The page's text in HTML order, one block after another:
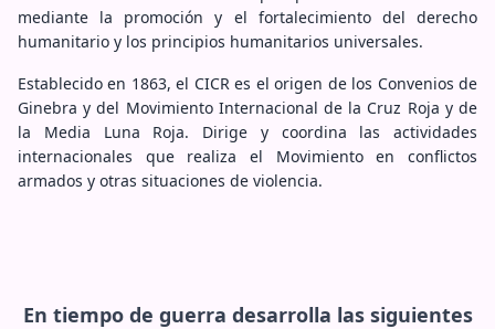
mediante la promoción y el fortalecimiento del derecho
humanitario y los principios humanitarios universales.
Establecido en 1863, el CICR es el origen de los Convenios de
Ginebra y del Movimiento Internacional de la Cruz Roja y de
la Media Luna Roja. Dirige y coordina las actividades
internacionales que realiza el Movimiento en conflictos
armados y otras situaciones de violencia.
En tiempo de guerra desarrolla las siguientes